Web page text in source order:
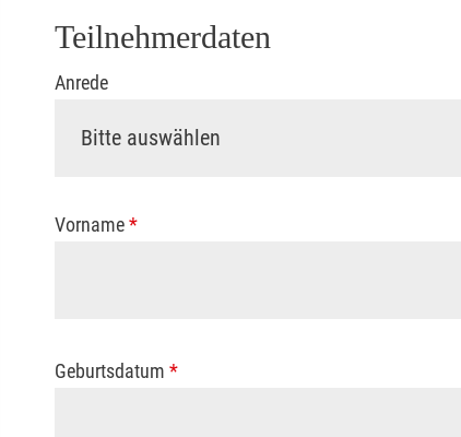
Teilnehmerdaten
Anrede
Vorname*
Geburtsdatum *